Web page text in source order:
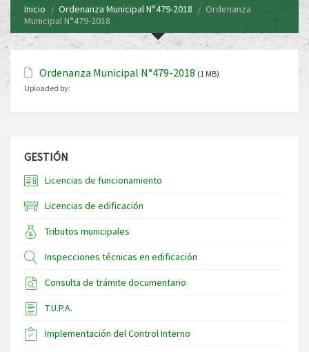
Inicio Ordenanza Municipal N°479-2018
Ordenanza
Municipal N°479-2018
Ordenanza Municipal N°479-2018 (1 MB)
Uploaded by:
GESTIÓN
Licencias de funcionamiento
Licencias de edificación
Tributos municipales
Inspecciones técnicas en edificación
Consulta de trámite documentario
T.U.P.A.
Implementación del Control Interno